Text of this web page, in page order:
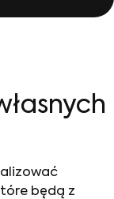
będą z